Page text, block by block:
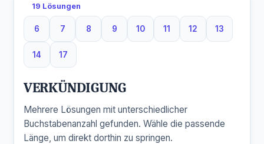
19 Lösungen
6
6 Buchstaben
7
7 Buchstaben
8
8 Buchstaben
9
9 Buchstaben
10
10 Buchstaben
11
11 Buchstaben
12
12 Buchstaben
13
13
14
14 Buchstaben
17
17 Buchstaben
VERKÜNDIGUNG
Mehrere Lösungen mit unterschiedlicher
Buchstabenanzahl gefunden. Wähle die passende
Länge, um direkt dorthin zu springen.